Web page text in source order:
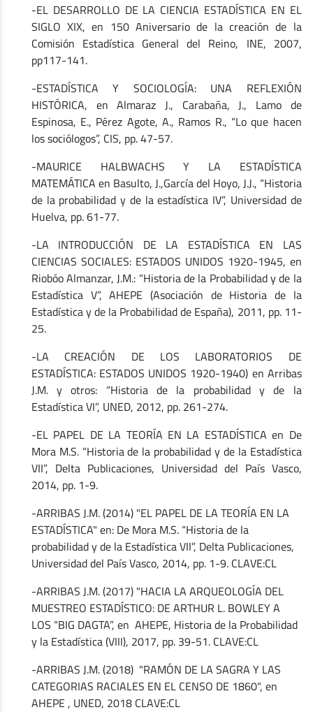
-EL DESARROLLO DE LA CIENCIA ESTADÍSTICA EN EL
SIGLO XIX, en 150 Aniversario de la creación de la
Comisión Estadística General del Reino, INE, 2007,
pp117-141.
-ESTADÍSTICA Y SOCIOLOGÍA: UNA REFLEXIÓN
HISTÓRICA, en Almaraz J., Carabaña, J., Lamo de
Espinosa, E., Pérez Agote, A., Ramos R., “Lo que hacen
los sociólogos”, CIS, pp. 47-57.
-MAURICE HALBWACHS Y LA ESTADÍSTICA
MATEMÁTICA en Basulto, J.,García del Hoyo, J.J., “Historia
de la probabilidad y de la estadística IV”, Universidad de
Huelva, pp. 61-77.
-LA INTRODUCCIÓN DE LA ESTADÍSTICA EN LAS
CIENCIAS SOCIALES: ESTADOS UNIDOS 1920-1945, en
Riobóo Almanzar, J.M.: “Historia de la Probabilidad y de la
Estadística V”, AHEPE (Asociación de Historia de la
Estadística y de la Probabilidad de España), 2011, pp. 11-
25.
-LA CREACIÓN DE LOS LABORATORIOS DE
ESTADÍSTICA: ESTADOS UNIDOS 1920-1940) en Arribas
J.M. y otros: “Historia de la probabilidad y de la
Estadística VI”, UNED, 2012, pp. 261-274.
-EL PAPEL DE LA TEORÍA EN LA ESTADÍSTICA en De
Mora M.S. “Historia de la probabilidad y de la Estadística
VII”, Delta Publicaciones, Universidad del País Vasco,
2014, pp. 1-9.
-ARRIBAS J.M. (2014) "EL PAPEL DE LA TEORÍA EN LA
ESTADÍSTICA" en: De Mora M.S. “Historia de la
probabilidad y de la Estadística VII”, Delta Publicaciones,
Universidad del País Vasco, 2014, pp. 1-9. CLAVE:CL
-ARRIBAS J.M. (2017) "HACIA LA ARQUEOLOGÍA DEL
MUESTREO ESTADÍSTICO: DE ARTHUR L. BOWLEY A
LOS “BIG DAGTA”, en AHEPE, Historia de la Probabilidad
y la Estadística (VIII), 2017, pp. 39-51. CLAVE:CL
-ARRIBAS J.M. (2018) "RAMÓN DE LA SAGRA Y LAS
CATEGORIAS RACIALES EN EL CENSO DE 1860", en
AHEPE , UNED, 2018 CLAVE:CL